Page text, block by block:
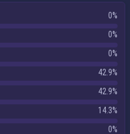
0%
0%
0%
42.9%
42.9%
14.3%
0%